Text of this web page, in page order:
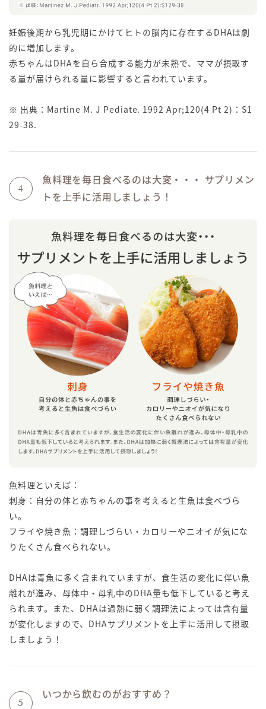
妊娠後期から乳児期にかけてヒトの脳内に存在するDHAは劇
的に増加します。
赤ちゃんはDHAを自ら合成する能力が未熟で、ママが摂取す
る量が届けられる量に影響すると言われています。
※ 出典：Martine M. J Pediate. 1992 Apr;120(4 Pt 2)：S1
29-38.
4
魚料理を毎日食べるのは大変・・・ サプリメン
トを上手に活用しましょう！
魚料理といえば：
刺身：自分の体と赤ちゃんの事を考えると生魚は食べづら
い。
フライや焼き魚：調理しづらい・カロリーやニオイが気にな
りたくさん食べられない。
DHAは青魚に多く含まれていますが、食生活の変化に伴い魚
離れが進み、母体中・母乳中のDHA量も低下していると考え
られます。また、DHAは過熱に弱く調理法によっては含有量
が変化しますので、DHAサプリメントを上手に活用して摂取
しましょう！
5
いつから飲むのがおすすめ？